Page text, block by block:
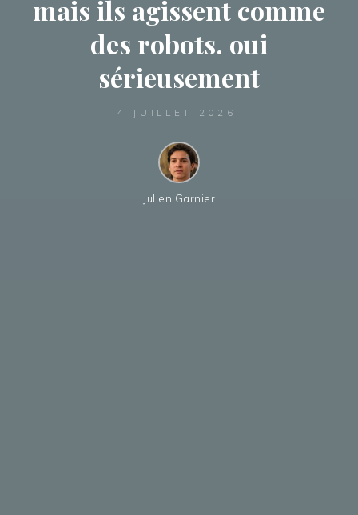
mais ils agissent comme
des robots. oui
sérieusement
4 JUILLET 2026
Julien Garnier